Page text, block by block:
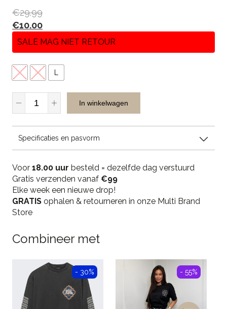
€29.99
€10.00
SALE MAG NIET RETOUR
S M L
Musthaves
Blouse
White
quantity
In winkelwagen
Specificaties en pasvorm
Voor 18.00 uur besteld = dezelfde dag verstuurd
Gratis verzenden vanaf €99
Elke week een nieuwe drop!
GRATIS ophalen & retourneren in onze Multi Brand
Store
Combineer met
- 30% - 55%